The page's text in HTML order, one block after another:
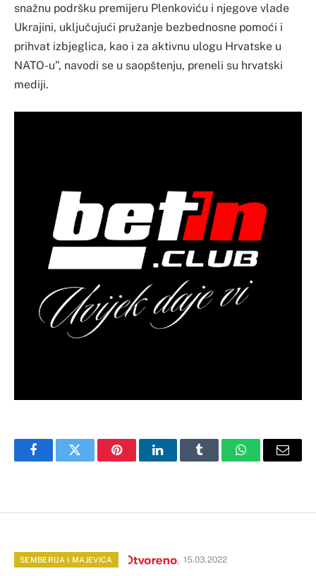
snažnu podršku premijeru Plenkoviću i njegove vlade
Ukrajini, uključujući pružanje bezbednosne pomoći i
prihvat izbjeglica, kao i za aktivnu ulogu Hrvatske u
NATO-u”, navodi se u saopštenju, preneli su hrvatski
mediji.
FacebookTwitter PinterestLinkedInTumblr WhatsAppEmail
SEMBERIJA I MAJEVICA 15.03.2022